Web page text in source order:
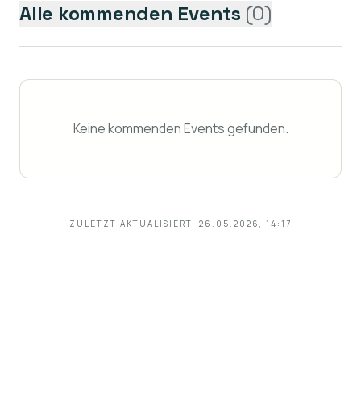
Alle kommenden Events (0)
Keine kommenden Events gefunden.
ZULETZT AKTUALISIERT: 26.05.2026, 14:17